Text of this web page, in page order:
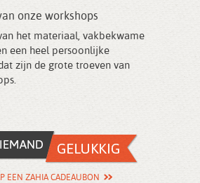
onze workshops
het materiaal, vakbekwame
een heel persoonlijke
zijn de grote troeven van
EEN ZAHIA CADEAUBON